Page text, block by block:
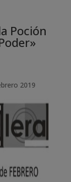
Poción
2019